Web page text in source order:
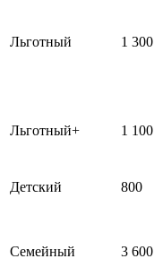
Льготный 1 300
Льготный+ 1 100
Детский 800
Семейный 3 600